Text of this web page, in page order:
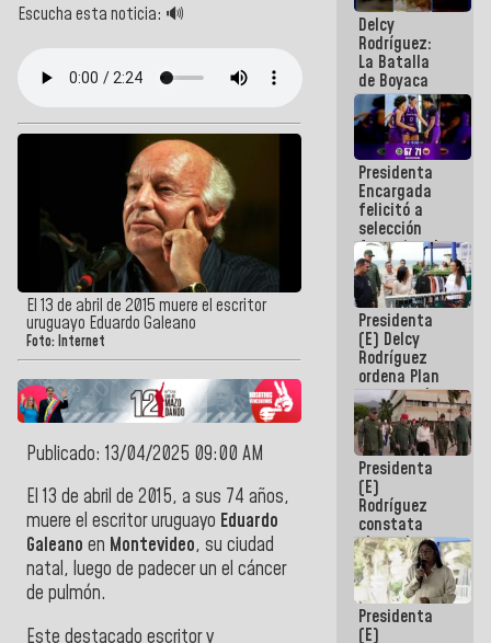
Escucha esta noticia: 🔊
El 13 de abril de 2015 muere el escritor
uruguayo Eduardo Galeano
Foto: Internet
Publicado: 13/04/2025 09:00 AM
El 13 de abril de 2015, a sus 74 años,
muere el escritor uruguayo Eduardo
Galeano en Montevideo, su ciudad
natal, luego de padecer un el cáncer
de pulmón.
Este destacado escritor y
Delcy
Rodríguez:
La Batalla
de Boyaca
representa
un capítulo
decisivo en
la gesta
emancipadora
de nuestra
América
Presidenta
Encargada
felicitó a
selección
femenina de
baloncesto
por su
clasificación
a la
AmeriCup
2027
Presidenta
(E) Delcy
Rodríguez
ordena Plan
maestro de
desarrollo
logístico y
turístico
para La
Guaira
Presidenta
(E)
Rodríguez
constata
obras de
rehabilitación
de Escuela
Militar de
Mamo en La
Guaira
Presidenta
(E)